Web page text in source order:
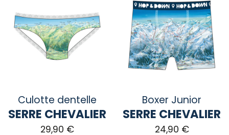
plusieurs
variations.
options
la
page
plusieurs
variations.
Les
options
peuvent
être
la
page
Culotte dentelle
SERRE CHEVALIER
29,90 €
Boxer Junior
SERRE CHEVALIER
24,90 €